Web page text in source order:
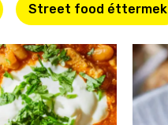
Street food éttermek